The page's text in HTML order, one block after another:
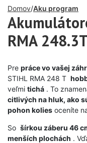
Domov Aku program
RMA
Pre práce vo vašej
STIHL RMA 248 T
veľmi tichá . To
citlivých na hluk, ako
pohon kolies oceníte
So šírkou záberu 46
menších plochách .